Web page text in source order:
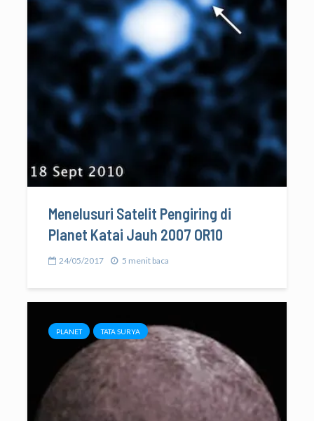
Menelusuri Satelit Pengiring di
Planet Katai Jauh 2007 OR10
24/05/2017 5 menit baca
PLANET TATA SURYA